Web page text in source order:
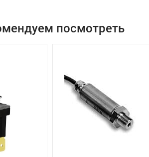
посмотреть